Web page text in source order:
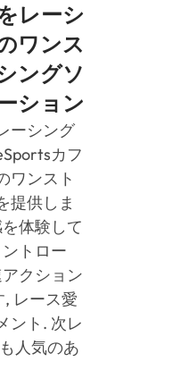
レーシ
ワンス
ングソ
ション
ーシング
カフ
ワンスト
提供しま
体験して
トロー
クション
レース愛
ント. 次レ
人気のあ